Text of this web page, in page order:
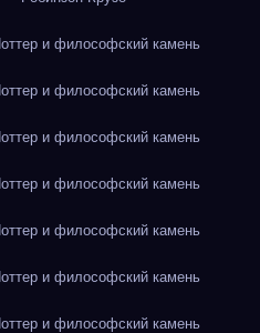
и философский камень
и философский камень
и философский камень
и философский камень
и философский камень
и философский камень
и философский камень